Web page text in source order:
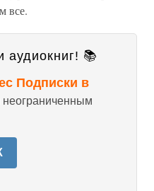
все.
аудиокниг! 📚
Подписки в